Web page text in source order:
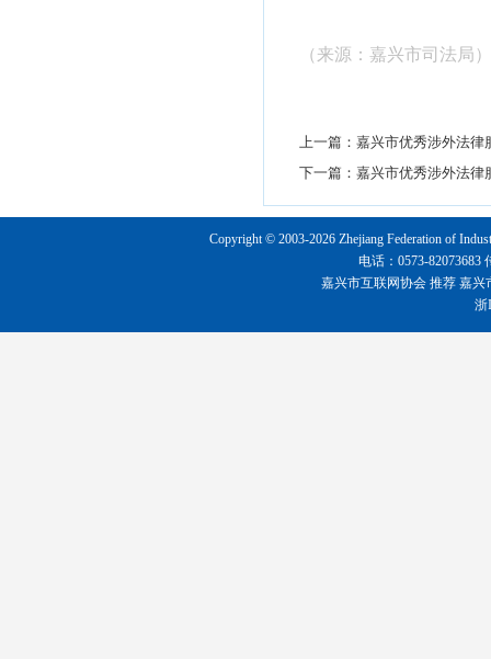
（ 来源：嘉兴市司法局
上一篇：嘉兴市优秀涉外法律
下一篇：嘉兴市优秀涉外法律
Copyright © 2003-2026 Zhejiang Federation of
电话：0573-82073683
嘉兴市互联网协会 推荐嘉兴
浙